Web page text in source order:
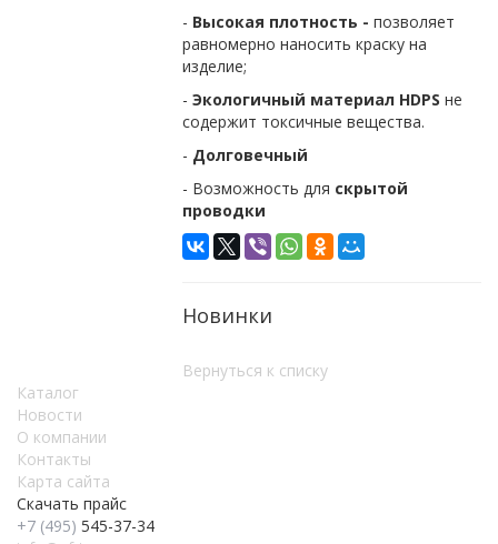
- Высокая плотность -позволяет
равномерно наносить краску на
изделие;
-Экологичный материал HDPSне
содержит токсичные вещества.
- Долговечный
- Возможность для скрытой
проводки
Новинки
Вернуться к списку
Каталог
Новости
О компании
Контакты
Карта сайта
Скачать прайс
+7 (495) 545-37-34